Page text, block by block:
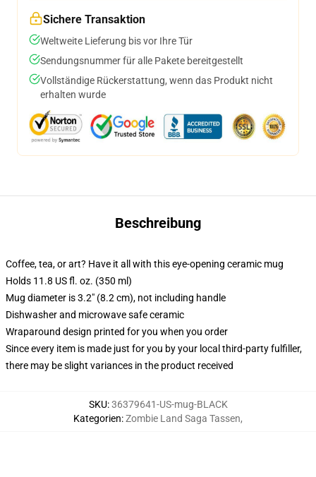
Sichere Transaktion
Weltweite Lieferung bis vor Ihre Tür
Sendungsnummer für alle Pakete bereitgestellt
Vollständige Rückerstattung, wenn das Produkt nicht
erhalten wurde
Beschreibung
Coffee, tea, or art? Have it all with this eye-opening ceramic mug
Holds 11.8 US fl. oz. (350 ml)
Mug diameter is 3.2" (8.2 cm), not including handle
Dishwasher and microwave safe ceramic
Wraparound design printed for you when you order
Since every item is made just for you by your local third-party fulfiller,
there may be slight variances in the product received
SKU:36379641-US-mug-BLACK
Kategorien:Zombie Land Saga Tassen,